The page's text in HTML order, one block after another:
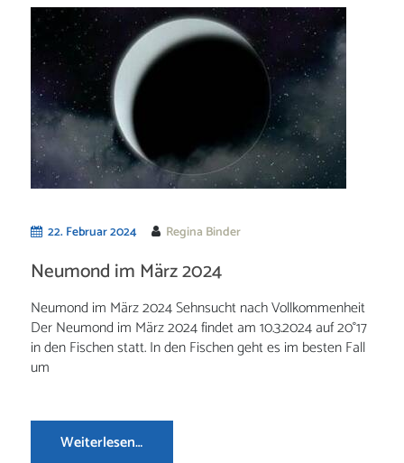
22. Februar 2024 Regina Binder
Neumond im März 2024
Neumond im März 2024 Sehnsucht nach Vollkommenheit
Der Neumond im März 2024 findet am 10.3.2024 auf 20°17
in den Fischen statt. In den Fischen geht es im besten Fall
um
Weiterlesen…